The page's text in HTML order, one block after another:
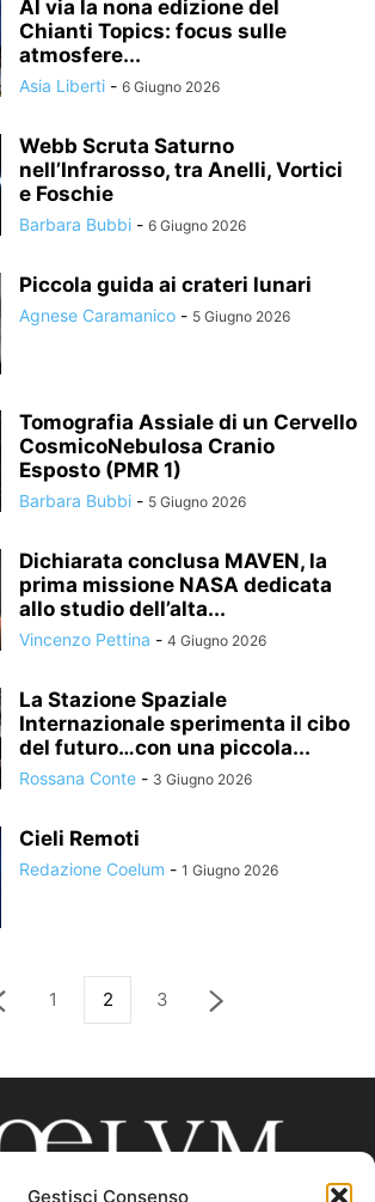
Gestisci Consenso
Al via la nona edizione del
Chianti Topics: focus sulle
atmosfere...
Asia Liberti - 6 Giugno 2026
Webb Scruta Saturno
nell’Infrarosso, tra Anelli, Vortici
e Foschie
Barbara Bubbi - 6 Giugno 2026
Piccola guida ai crateri lunari
Agnese Caramanico - 5 Giugno 2026
Tomografia Assiale di un Cervello
CosmicoNebulosa Cranio
Esposto (PMR 1)
Barbara Bubbi - 5 Giugno 2026
Dichiarata conclusa MAVEN, la
prima missione NASA dedicata
allo studio dell’alta...
Vincenzo Pettina - 4 Giugno 2026
La Stazione Spaziale
Internazionale sperimenta il cibo
del futuro…con una piccola...
Rossana Conte - 3 Giugno 2026
Cieli Remoti
Redazione Coelum - 1 Giugno 2026
1 2 3